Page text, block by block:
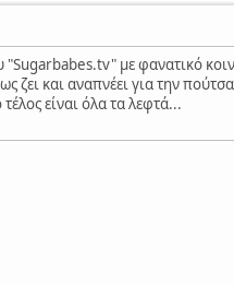
"Sugarbabes.tv" με φανατικό
ζει και αναπνέει για την
είναι όλα τα λεφτά...